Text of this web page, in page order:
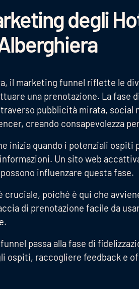
degli
il marketing funnel riflette le
una prenotazione. La fase
pubblicità mirata, social
creando consapevolezza
inizia quando i potenziali ospiti
Un sito web
influenzare questa fase.
cruciale, poiché è qui che
di prenotazione facile da
passa alla fase di
ospiti, raccogliere feedback e